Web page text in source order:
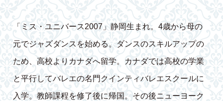
「ミス・ユニバース2007」静岡生まれ。4歳から母の
元でジャズダンスを始める。ダンスのスキルアップの
ため、高校よりカナダへ留学。カナダでは高校の学業
と平行してバレエの名門クインティバレエスクールに
入学。教師課程を修了後に帰国。その後ニューヨーク